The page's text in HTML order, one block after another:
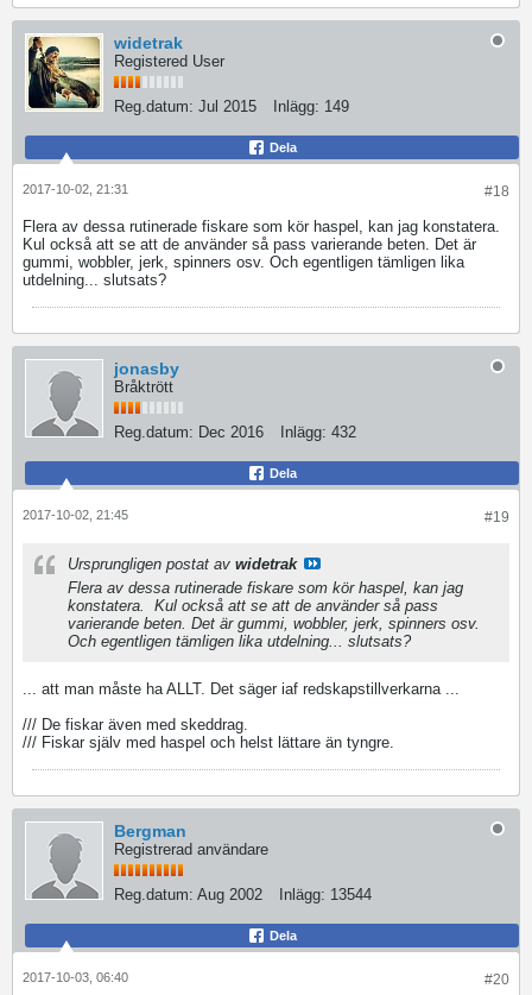
widetrak
Registered User
Reg.datum: Jul 2015 Inlägg: 149
Dela
#18
2017-10-02, 21:31
Flera av dessa rutinerade fiskare som kör haspel, kan jag konstatera.
Kul också att se att de använder så pass varierande beten. Det är
gummi, wobbler, jerk, spinners osv. Och egentligen tämligen lika
utdelning... slutsats?
jonasby
Bråktrött
Reg.datum: Dec 2016 Inlägg: 432
Dela
#19
2017-10-02, 21:45
Ursprungligen postat av widetrak
Flera av dessa rutinerade fiskare som kör haspel, kan jag
konstatera.
Kul också att se att de använder så pass
varierande beten. Det är gummi, wobbler, jerk, spinners osv.
Och egentligen tämligen lika utdelning... slutsats?
... att man måste ha ALLT. Det säger iaf redskapstillverkarna ...
/// De fiskar även med skeddrag.
/// Fiskar själv med haspel och helst lättare än tyngre.
Bergman
Registrerad användare
Reg.datum: Aug 2002 Inlägg: 13544
Dela
#20
2017-10-03, 06:40